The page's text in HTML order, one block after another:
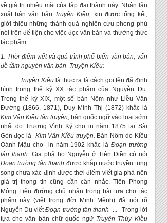
về giá trị nhiều mặt của tập đại thành này. Nhân lần
xuất bản văn bản Truyện Kiều, xin được tổng kết,
giới thiệu những thành quả nghiên cứu phong phú
nói trên để tiện cho việc đọc văn bản và thưởng thức
tác phẩm.
1. Thời điểm viết và quá trình phổ biến văn bản, vấn
đề tầm nguyên văn bản Truyện Kiều:
Truyện Kiều là thực ra là cách gọi tên đã định
hình trong thế kỷ XX tác phẩm của Nguyễn Du.
Trong thế kỷ XIX, một số bản Nôm như Liễu Văn
Đường (1866, 1871), Duy Minh Thị (1872) khắc là
Kim Vân Kiều tân truyện, bản quốc ngữ vào loại sớm
nhất do Trương Vĩnh Ký cho in năm 1875 tại Sài
Gòn đọc là Kim Vân Kiều truyện. Bản Nôm do Kiều
Oánh Mậu cho in năm 1902 khắc là Đoạn trường
tân thanh. Gia phả họ Nguyễn ở Tiên Điền có nói
Đoạn trường tân thanhđược khắp nước truyền tụng
song chưa xác định được thời điểm viết gia phả nên
giá trị thong tin cũng cần cân nhắc. Tiên Phong
Mộng Liên đường chủ nhân trong bài tựa cho tác
phẩm này (viết trong đời Minh Mệnh) đã nói rõ
Nguyễn Du viếtĐoạn trường tân thanh ... Trong lời
tựa cho văn bản chữ quốc ngữ Truyện Thúy Kiều